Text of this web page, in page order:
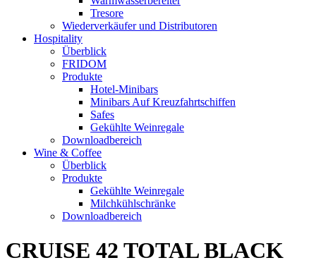
Tresore
Wiederverkäufer und Distributoren
Hospitality
Überblick
FRIDOM
Produkte
Hotel-Minibars
Minibars Auf Kreuzfahrtschiffen
Safes
Gekühlte Weinregale
Downloadbereich
Wine & Coffee
Überblick
Produkte
Gekühlte Weinregale
Milchkühlschränke
Downloadbereich
CRUISE 42 TOTAL BLACK